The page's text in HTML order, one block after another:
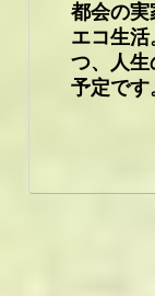
都会の実
エコ生
つ、人生
予定です